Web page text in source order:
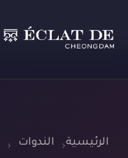
الرئيسية الندوات